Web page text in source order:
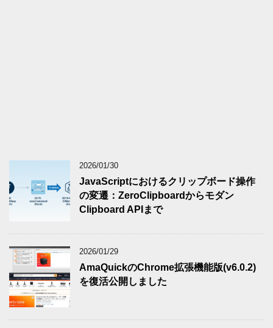
2026/01/30
JavaScriptにおけるクリップボード操作
の変遷：ZeroClipboardからモダン
Clipboard APIまで
2026/01/29
AmaQuickのChrome拡張機能版(v6.0.2)
を復活公開しました